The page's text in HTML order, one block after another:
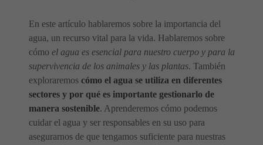
En este artículo hablaremos sobre la importancia del
agua, un recurso vital para la vida. Hablaremos sobre
cómo el agua es esencial para nuestro cuerpo y para la
supervivencia de los animales y las plantas. También
exploraremos cómo el agua se utiliza en diferentes
sectores y por qué es importante gestionarlo de
manera sostenible. Aprenderemos cómo podemos
cuidar el agua y ser responsables en su uso para
asegurarnos de que tengamos suficiente para nuestras